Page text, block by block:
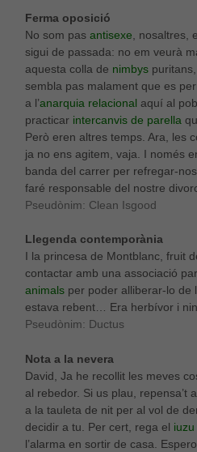
Ferma oposició
No som pas antisexe , nosaltres,
sigui de passada: no em veurà
aquesta colla de nimbyspuritans,
sembla pas malament que es
a l’anarquia relacional aquí al
practicar intercanvis de parella
Però eren altres temps. Ara, les
ja no ens agitem, vaja. I només
banda del carrer per refregar-
faré responsable del nostre
Pseudònim: Clean Isgood
Llegenda contemporània
I la princesa de Montblanc, fruit
contactar amb una associació
animalsper poder alliberar-lo de
estava rebent… Era herbívor i
Pseudònim: Ductus
Nota a la nevera
David, Ja he recollit les meves
al rebedor. Si us plau, repensa’t
a la tauleta de nit per al vol de
decidir a tu. Per cert, rega el iuzu
l’alarma en sortir de casa.